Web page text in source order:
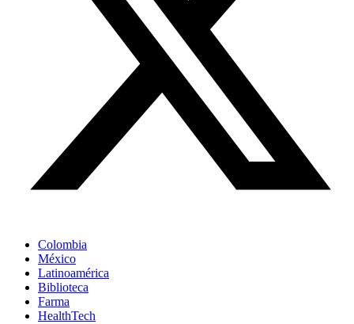
Colombia
México
Latinoamérica
Biblioteca
Farma
HealthTech